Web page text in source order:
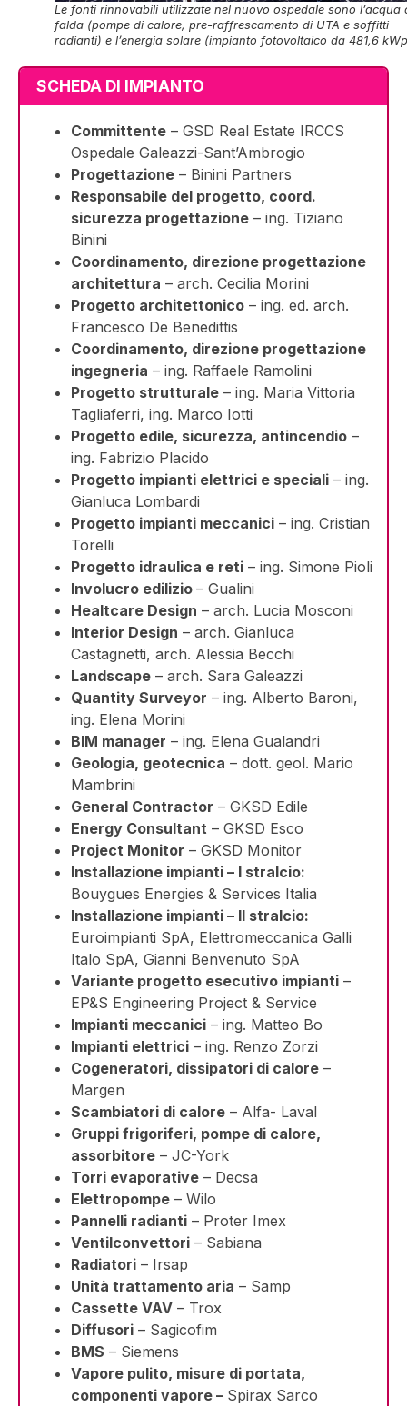
Le fonti rinnovabili utilizzate nel nuovo ospedale sono l’acqua
falda (pompe di calore, pre-raffrescamento di UTA e soffitti
radianti) e l’energia solare (impianto fotovoltaico da 481,6
SCHEDA DI IMPIANTO
Committente – GSD Real Estate IRCCS
Ospedale Galeazzi-Sant’Ambrogio
Progettazione – Binini Partners
Responsabile del progetto, coord.
sicurezza progettazione – ing. Tiziano
Binini
Coordinamento, direzione progettazione
architettura – arch. Cecilia Morini
Progetto architettonico – ing. ed. arch.
Francesco De Benedittis
Coordinamento, direzione progettazione
ingegneria – ing. Raffaele Ramolini
Progetto strutturale – ing. Maria Vittoria
Tagliaferri, ing. Marco Iotti
Progetto edile, sicurezza, antincendio –
ing. Fabrizio Placido
Progetto impianti elettrici e speciali – ing.
Gianluca Lombardi
Progetto impianti meccanici – ing. Cristian
Torelli
Progetto idraulica e reti – ing. Simone Pioli
Involucro edilizio – Gualini
Healtcare Design – arch. Lucia Mosconi
Interior Design – arch. Gianluca
Castagnetti, arch. Alessia Becchi
Landscape – arch. Sara Galeazzi
Quantity Surveyor – ing. Alberto Baroni,
ing. Elena Morini
BIM manager – ing. Elena Gualandri
Geologia, geotecnica – dott. geol. Mario
Mambrini
General Contractor – GKSD Edile
Energy Consultant – GKSD Esco
Project Monitor – GKSD Monitor
Installazione impianti – I stralcio:
Bouygues Energies & Services Italia
Installazione impianti – II stralcio:
Euroimpianti SpA, Elettromeccanica Galli
Italo SpA, Gianni Benvenuto SpA
Variante progetto esecutivo impianti –
EP&S Engineering Project & Service
Impianti meccanici – ing. Matteo Bo
Impianti elettrici – ing. Renzo Zorzi
Cogeneratori, dissipatori di calore –
Margen
Scambiatori di calore – Alfa- Laval
Gruppi frigoriferi, pompe di calore,
assorbitore – JC-York
Torri evaporative – Decsa
Elettropompe – Wilo
Pannelli radianti – Proter Imex
Ventilconvettori – Sabiana
Radiatori – Irsap
Unità trattamento aria – Samp
Cassette VAV – Trox
Diffusori – Sagicofim
BMS – Siemens
Vapore pulito, misure di portata,
componenti vapore – Spirax Sarco